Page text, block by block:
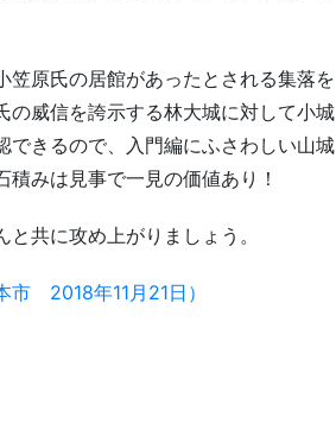
原氏の居館があったとされる集落を
の威信を誇示する林大城に対して小城
できるので、入門編にふさわしい山城
みは見事で一見の価値あり！
共に攻め上がりましょう。
市 2018年11月21日）